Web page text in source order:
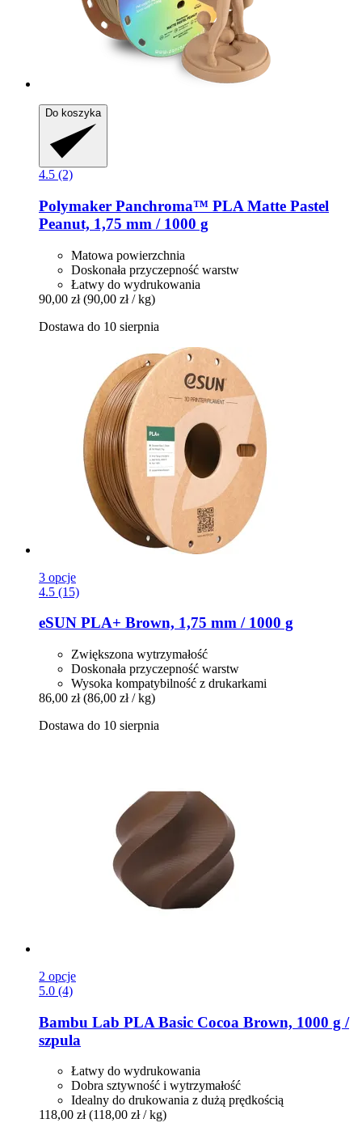
Do koszyka
4.5 (2)
Polymaker Panchroma™ PLA Matte Pastel
Peanut, 1,75 mm / 1000 g
Matowa powierzchnia
Doskonała przyczepność warstw
Łatwy do wydrukowania
90,00 zł (90,00 zł / kg)
Dostawa do 10 sierpnia
3 opcje
4.5 (15)
eSUN PLA+ Brown, 1,75 mm / 1000 g
Zwiększona wytrzymałość
Doskonała przyczepność warstw
Wysoka kompatybilność z drukarkami
86,00 zł (86,00 zł / kg)
Dostawa do 10 sierpnia
2 opcje
5.0 (4)
Bambu Lab PLA Basic Cocoa Brown, 1000 g /
szpula
Łatwy do wydrukowania
Dobra sztywność i wytrzymałość
Idealny do drukowania z dużą prędkością
118,00 zł (118,00 zł / kg)